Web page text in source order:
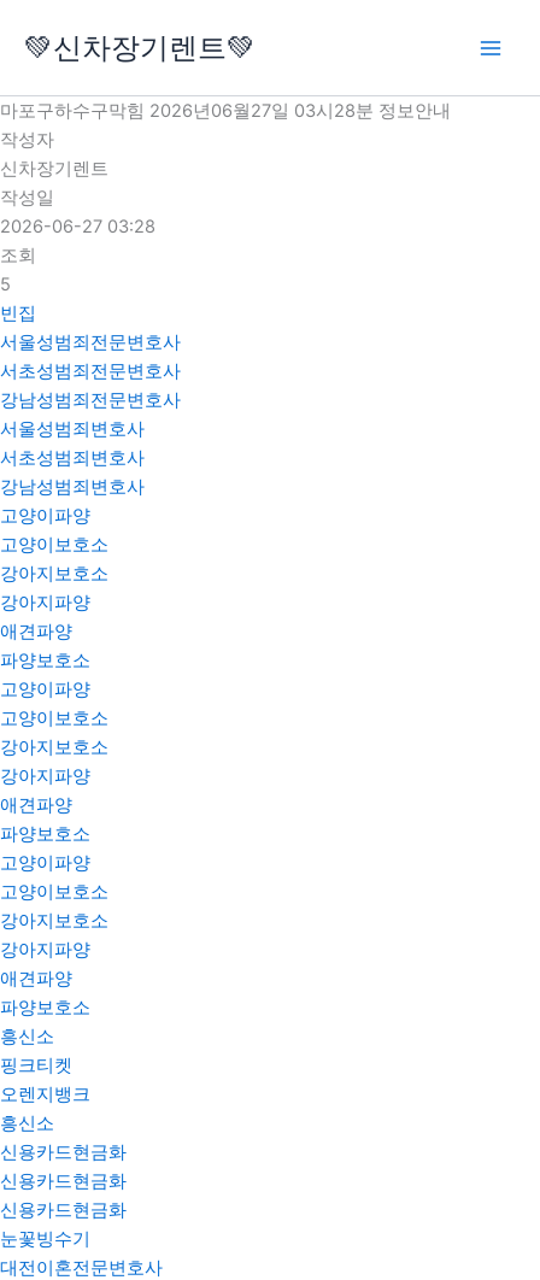
로
건
너
뛰
기
💚신차장기렌트💚
마포구하수구막힘 2026년06월27일 03시28분 정보안내
작성자
신차장기렌트
작성일
2026-06-27 03:28
조회
5
빈집
서울성범죄전문변호사
서초성범죄전문변호사
강남성범죄전문변호사
서울성범죄변호사
서초성범죄변호사
강남성범죄변호사
고양이파양
고양이보호소
강아지보호소
강아지파양
애견파양
파양보호소
고양이파양
고양이보호소
강아지보호소
강아지파양
애견파양
파양보호소
고양이파양
고양이보호소
강아지보호소
강아지파양
애견파양
파양보호소
흥신소
핑크티켓
오렌지뱅크
흥신소
신용카드현금화
신용카드현금화
신용카드현금화
눈꽃빙수기
대전이혼전문변호사